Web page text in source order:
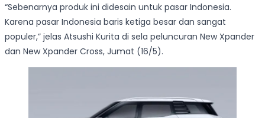
“Sebenarnya produk ini didesain untuk pasar Indonesia.
Karena pasar Indonesia baris ketiga besar dan sangat
populer,” jelas Atsushi Kurita di sela peluncuran New Xpander
dan New Xpander Cross, Jumat (16/5).